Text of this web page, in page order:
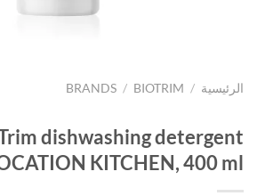
الرئيسية /
BRANDS / BIOTRIM
dishwashing detergent
KITCHEN, 400 ml